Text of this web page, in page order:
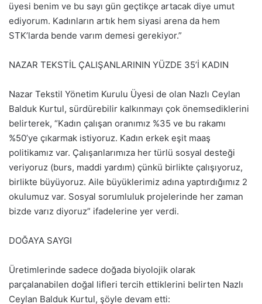
üyesi benim ve bu sayı gün geçtikçe artacak diye umut
ediyorum. Kadınların artık hem siyasi arena da hem
STK’larda bende varım demesi gerekiyor.”
NAZAR TEKSTİL ÇALIŞANLARININ YÜZDE 35’İ KADIN
Nazar Tekstil Yönetim Kurulu Üyesi de olan Nazlı Ceylan
Balduk Kurtul, sürdürebilir kalkınmayı çok önemsediklerini
belirterek, “Kadın çalışan oranımız %35 ve bu rakamı
%50’ye çıkarmak istiyoruz. Kadın erkek eşit maaş
politikamız var. Çalışanlarımıza her türlü sosyal desteği
veriyoruz (burs, maddi yardım) çünkü birlikte çalışıyoruz,
birlikte büyüyoruz. Aile büyüklerimiz adına yaptırdığımız 2
okulumuz var. Sosyal sorumluluk projelerinde her zaman
bizde varız diyoruz” ifadelerine yer verdi.
DOĞAYA SAYGI
Üretimlerinde sadece doğada biyolojik olarak
parçalanabilen doğal lifleri tercih ettiklerini belirten Nazlı
Ceylan Balduk Kurtul, şöyle devam etti: